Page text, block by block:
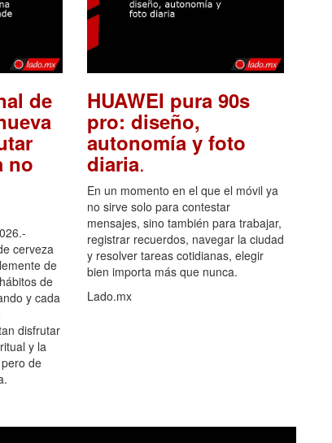
de
no
cerveza
de
de
y cada
disfrutar
y la
de
HUAWEI pura 90s
pro: diseño,
autonomía y foto
diaria.
En un momento en el que el móvil ya
no sirve solo para contestar
mensajes, sino también para trabajar,
registrar recuerdos, navegar la ciudad
y resolver tareas cotidianas, elegir
bien importa más que nunca.
Lado.mx